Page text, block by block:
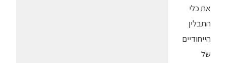
את כלי
התבלין
הייחודיים
של